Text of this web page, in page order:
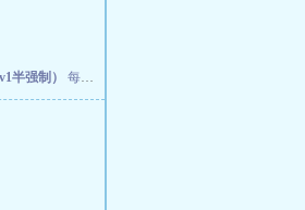
半强制） 每次快穿睁眼都在被啪啪（NP）